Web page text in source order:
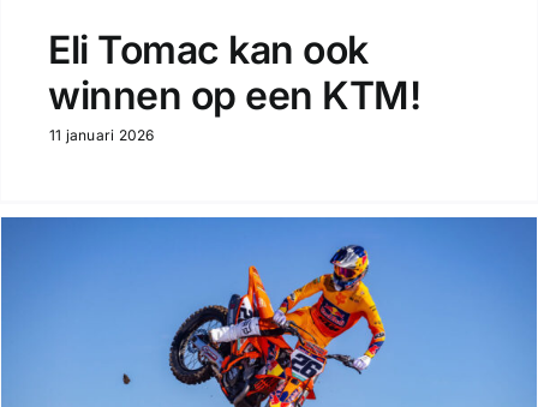
Eli Tomac kan ook
winnen op een KTM!
11 januari 2026